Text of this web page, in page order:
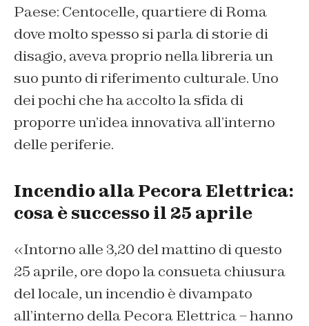
Paese: Centocelle, quartiere di Roma
dove molto spesso si parla di storie di
disagio, aveva proprio nella libreria un
suo punto di riferimento culturale. Uno
dei pochi che ha accolto la sfida di
proporre un’idea innovativa all’interno
delle periferie.
Incendio alla Pecora Elettrica:
cosa è successo il 25 aprile
«Intorno alle 3,20 del mattino di questo
25 aprile, ore dopo la consueta chiusura
del locale, un incendio è divampato
all’interno della Pecora Elettrica – hanno